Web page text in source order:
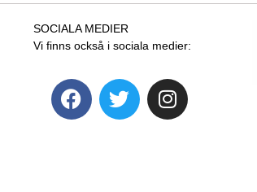
SOCIALA MEDIER
Vi finns också i sociala medier: